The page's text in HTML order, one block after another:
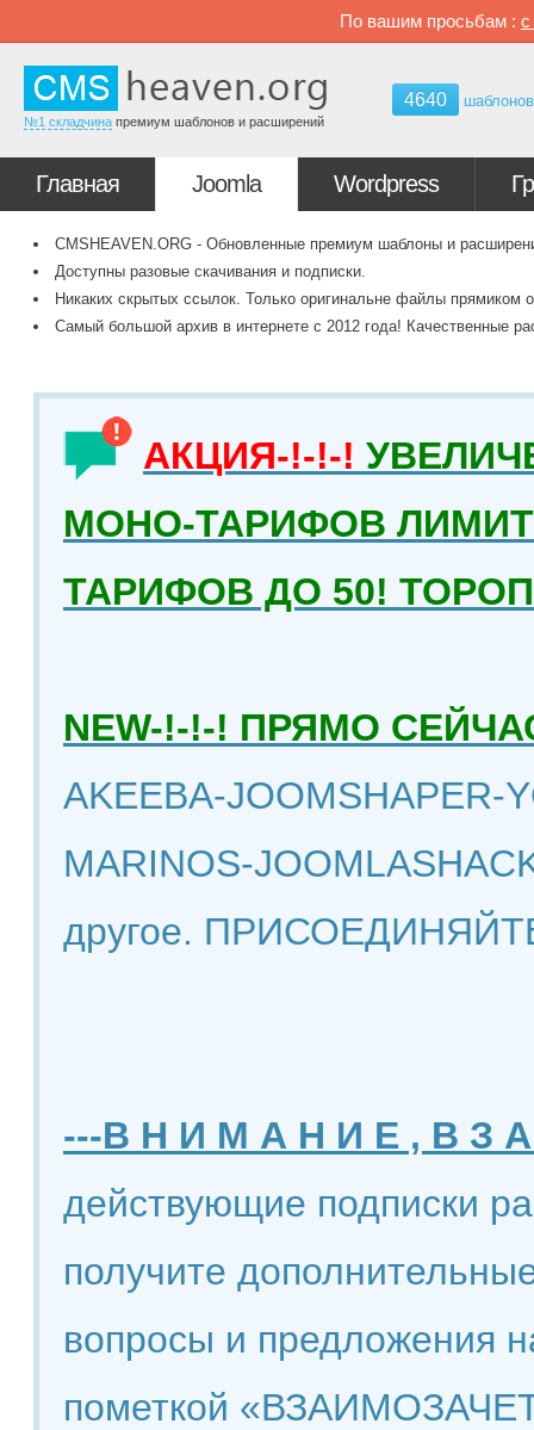
По вашим просьбам : с
№1 складчина премиум шаблонов и расширений
4640 шаблонов
Главная Joomla Wordpress
CMSHEAVEN.ORG - Обновленные премиум шаблоны и
Доступны разовые скачивания и подписки.
Никаких скрытых ссылок. Только оригинальне файлы прямиком
Самый большой архив в интернете с 2012 года! Качественные
АКЦИЯ-!-!-!
МОНО-ТАРИФОВ
ТАРИФОВ ДО 50!
NEW-!-!-! ПРЯМО
AKEEBA-JOOMSHAPER-
MARINOS-
другое.
---В Н И М А Н И Е , В З
действующие подписки
получите
вопросы и предложения
пометкой